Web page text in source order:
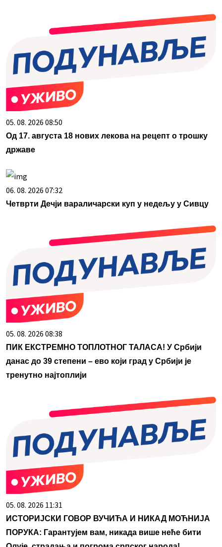
05. 08. 2026 08:50
Од 17. августа 18 нових лекова на рецепт о трошку
државе
06. 08. 2026 07:32
Четврти Дечји вараличарски куп у недељу у Сивцу
05. 08. 2026 08:38
ПИК ЕКСТРЕМНО ТОПЛОТНОГ ТАЛАСА! У Србији
данас до 39 степени – ево који град у Србији је
тренутно најтоплији
05. 08. 2026 11:31
ИСТОРИЈСКИ ГОВОР ВУЧИЋА И НИКАД МОЋНИЈА
ПОРУКА: Гарантујем вам, никада више неће бити